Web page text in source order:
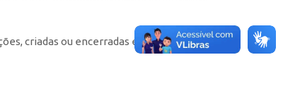
criadas ou encerradas em cada